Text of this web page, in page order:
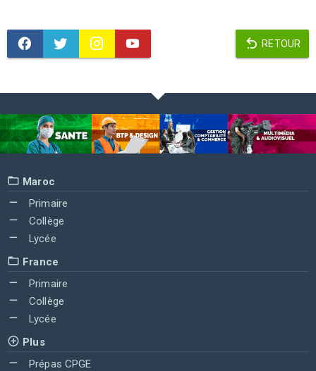
RETOUR
Maroc
Primaire
Collège
Lycée
France
Primaire
Collège
Lycée
Plus
Prépas CPGE